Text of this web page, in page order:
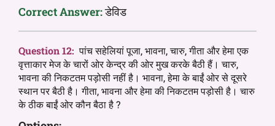
Correct Answer:डेविड
Question 12: पांच सहेलियां पूजा, भावना, चारु, गीता और हेमा एक
वृत्ताकार मेज के चारों ओर केन्द्र की ओर मुख करके बैठी हैं। चारु,
भावना की निकटतम पड़ोसी नहीं है। भावना, हेमा के बाईं ओर से दूसरे
स्थान पर बैठी है। गीता, भावना और हेमा की निकटतम पड़ोसी है। चारु
के ठीक बाईं ओर कौन बैठा है ?